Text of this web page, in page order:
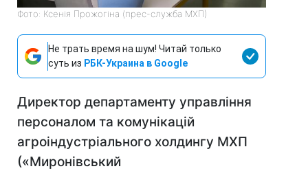
Фото: Ксенія Прожогіна (прес-служба МХП)
Не трать время на шум! Читай только
суть из РБК-Украина в Google
Директор департаменту управління
персоналом та комунікацій
агроіндустріального холдингу МХП
(«Миронівський